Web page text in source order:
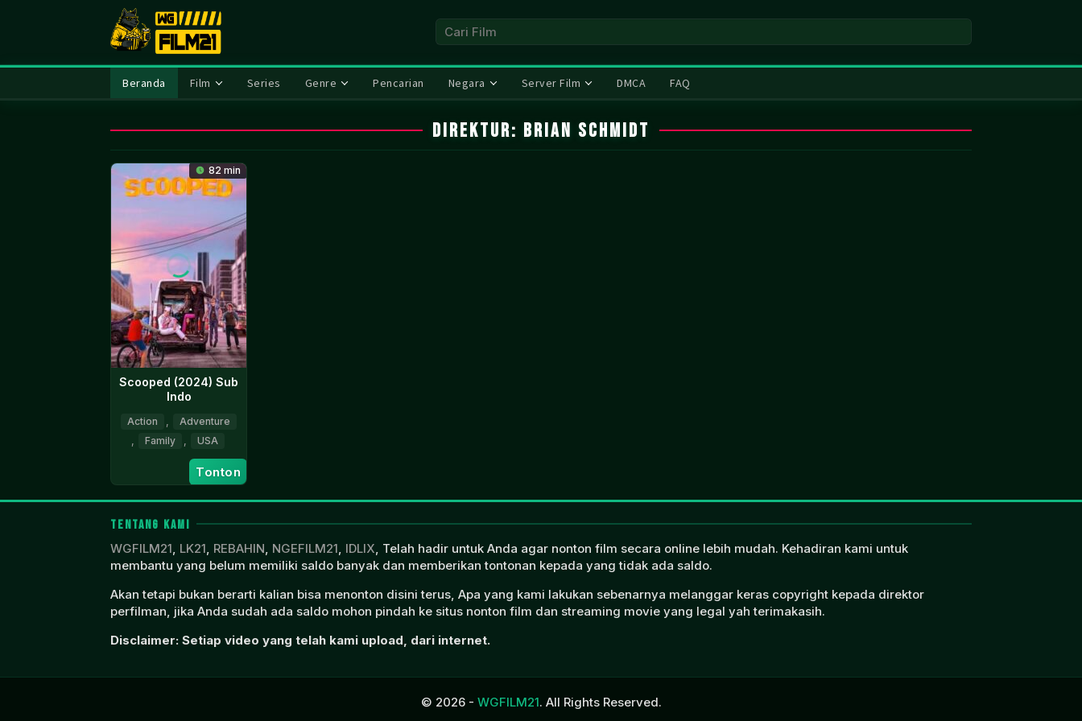
Beranda Film Series Genre Pencarian Negara Server Film DMCA FAQ
Direktur: Brian Schmidt
82 min
Scooped (2024) Sub
Indo
Action ,
Adventure
,
Family , USA
Sep
2024
Brian
Schmidt
Tonton
TENTANG KAMI
WGFILM21, LK21, REBAHIN, NGEFILM21, IDLIX, Telah hadir untuk Anda agar nonton film secara online lebih mudah. Kehadiran kami untuk
membantu yang belum memiliki saldo banyak dan memberikan tontonan kepada yang tidak ada saldo.
Akan tetapi bukan berarti kalian bisa menonton disini terus, Apa yang kami lakukan sebenarnya melanggar keras copyright kepada direktor
perfilman, jika Anda sudah ada saldo mohon pindah ke situs nonton film dan streaming movie yang legal yah terimakasih.
Disclaimer: Setiap video yang telah kami upload, dari internet.
© 2026 - WGFILM21. All Rights Reserved.